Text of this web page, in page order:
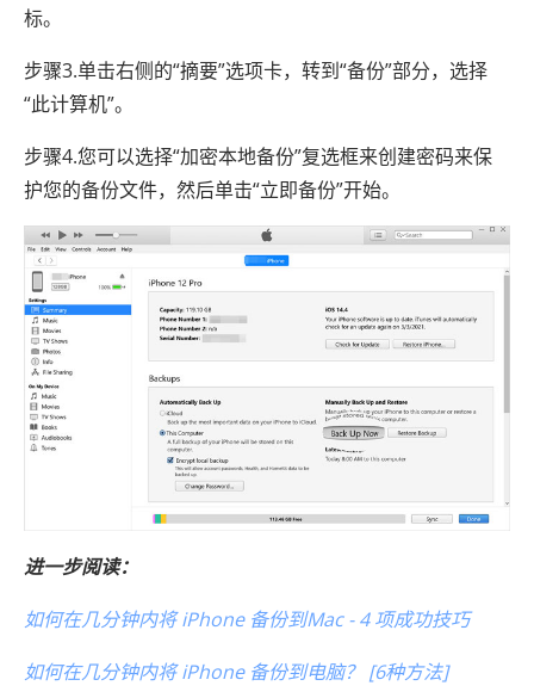
标。
步骤3.单击右侧的“摘要”选项卡，转到“备份”部分，选择
“此计算机”。
步骤4.您可以选择“加密本地备份”复选框来创建密码来保
护您的备份文件，然后单击“立即备份”开始。
进一步阅读：
如何在几分钟内将 iPhone 备份到Mac - 4 项成功技巧
如何在几分钟内将 iPhone 备份到电脑？ [6种方法]